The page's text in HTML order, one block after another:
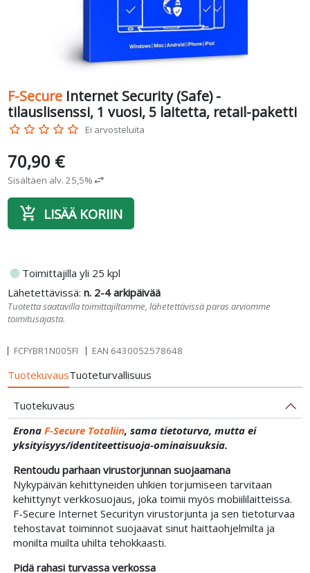
F-Secure Internet Security (Safe) -
tilauslisenssi, 1 vuosi, 5 laitetta, retail-paketti
star_border star_border star_border star_border star_border Ei arvosteluita
70,90 €
Sisältäen alv. 25,5%swap_horiz
add_shopping_cart LISÄÄ KORIIN
fiber_manual_record Toimittajilla yli 25 kpl
Lähetettävissä:n. 2-4 arkipäivää
Tuotetta saatavilla toimittajiltamme, lähetettävissä paras arviomme
toimitusajasta.
FCFYBR1N005FI EAN 6430052578648
TuotekuvausTuoteturvallisuus
Tuotekuvaus
Erona F-Secure Totaliin, sama tietoturva, mutta ei
yksityisyys/identiteettisuoja-ominaisuuksia.
Rentoudu parhaan virus­torjunnan suojaamana
Nyky­päivän kehittyneiden uhkien torjumiseen tarvitaan
kehittynyt verkko­suojaus, joka toimii myös mobiili­laitteissa.
F-Secure Internet Securityn virus­torjunta ja sen tieto­turvaa
tehostavat toiminnot suojaavat sinut haitta­ohjelmilta ja
monilta muilta uhilta tehokkaasti.
Pidä rahasi turvassa verkossa